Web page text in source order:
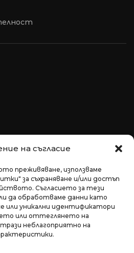
на съгласие
преживяване, използваме
за съхраняване и/или достъп
Съгласието за тези
да обработваме данни като
или уникални идентификатори
или оттеглянето на
неблагоприятно на